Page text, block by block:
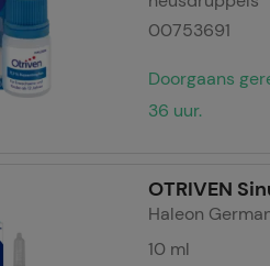
op uw behoeften en om ons
Hierdoor kunnen wij
die wij kunnen gebruiken
media.
00753691
Doorgaans
36 uur.
OTRIVEN
Haleon
10 ml